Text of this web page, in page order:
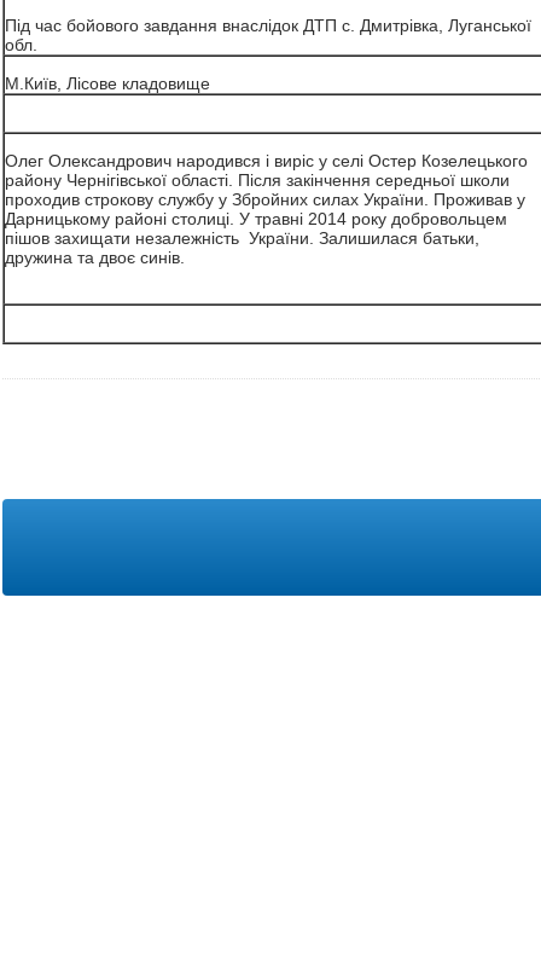
Під час бойового завдання внаслідок ДТП с. Дмитрівка, Луганської
обл.
М.Київ, Лісове кладовище
Олег Олександрович народився і виріс у селі Остер Козелецького
району Чернігівської області. Після закінчення середньої школи
проходив строкову службу у Збройних силах України. Проживав у
Дарницькому районі столиці. У травні 2014 року добровольцем
пішов захищати незалежність України. Залишилася батьки,
дружина та двоє синів.